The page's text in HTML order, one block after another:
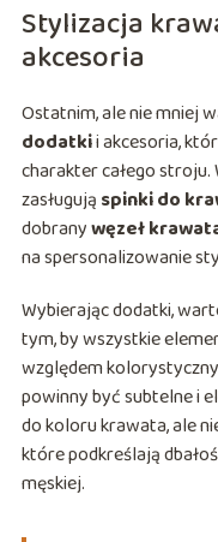
Stylizacja
akcesoria
Ostatnim, ale nie mniej
dodatkii akcesoria,
charakter całego stroju.
zasługują spinki do
dobranywęzeł
na spersonalizowanie
Wybierając dodatki,
tym, by wszystkie
względem
powinny być subtelne i
do koloru krawata, ale
które podkreślają
męskiej.